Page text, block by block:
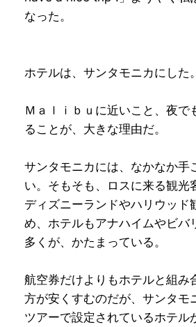
なった。
ホテルは、サンタモニカにした。
Ｍａｌｉｂｕに近いこと、夜で
ることが、大きな理由だ。
サンタモニカには、なかなか手
い。そもそも、ロスに来る観光
ディズニーランドやハリウッド
め、ホテルもアナハイムやビバ
多くが、かたまっている。
航空券だけよりもホテルと組み
方が安くすむのだが、サンタモ
ツアーで設定されているホテル